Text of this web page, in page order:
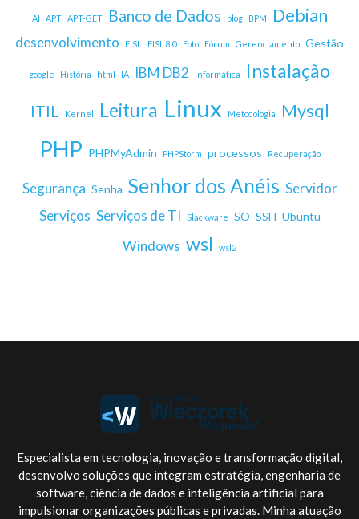
AI APT APT-GET Banco de Dados blog BPM Debian
desenvolvimento FISL FISL 8.0 Foto Fórum Gerenciamento Gestão
google História html IA IBM DB2 Informática Instalação
ITIL Kernel Leitura Linux Metodologia Mysql
PHP PHPMyAdmin PHPStorm processos Recuperação
Segurança Senha Senhor dos Anéis Servidor
Serviços Serviços de TI Slackware SO SSH Ubuntu
Windows wsl wsl2
Especialista em tecnologia, inovação e transformação digital,
desenvolvo soluções que integram estratégia, engenharia de
software, ciência de dados e inteligência artificial para
impulsionar organizações públicas e privadas. Minha atuação